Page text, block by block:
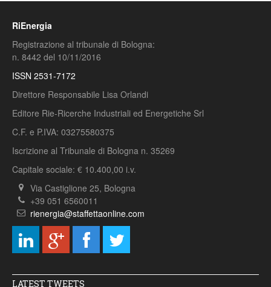
RiEnergia
Registrazione al tribunale di Bologna:
n. 8442 del 10/11/2016
ISSN 2531-7172
Direttore Responsabile Lisa Orlandi
Editore Rie-Ricerche Industriali ed Energetiche Srl
C.F. e P.IVA: 03275580375
Iscrizione al Tribunale di Bologna n. 35269
Capitale sociale: € 10.400,00 i.v.
Via Castiglione 25, Bologna
+39 051 6560011
rienergia@staffettaonline.com
LATEST TWEETS